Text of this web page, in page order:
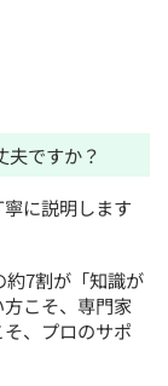
夫ですか？
に説明します
7割が「知識が
こそ、専門家
、プロのサポ